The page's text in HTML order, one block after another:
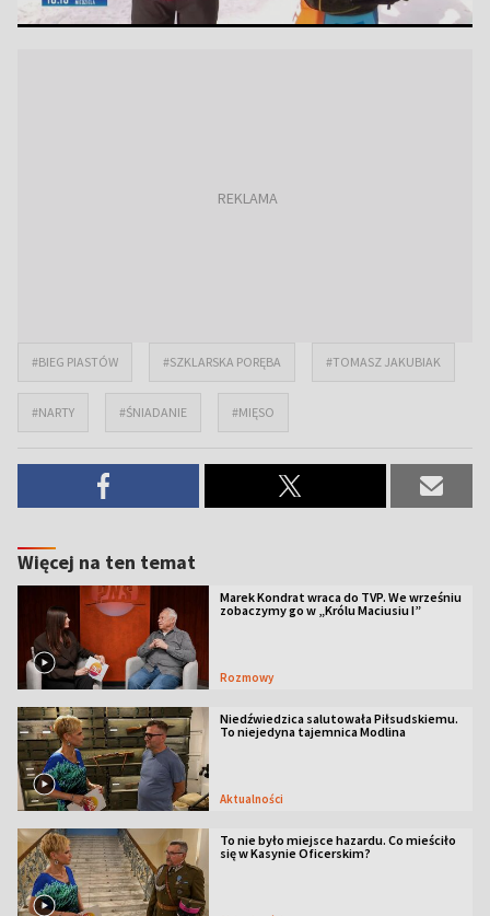
#BIEG PIASTÓW #SZKLARSKA PORĘBA #TOMASZ JAKUBIAK
#NARTY #ŚNIADANIE #MIĘSO
Więcej na ten temat
Marek Kondrat wraca do TVP. We wrześniu
zobaczymy go w „Królu Maciusiu I”
Rozmowy
Niedźwiedzica salutowała Piłsudskiemu.
To niejedyna tajemnica Modlina
Aktualności
To nie było miejsce hazardu. Co mieściło
się w Kasynie Oficerskim?